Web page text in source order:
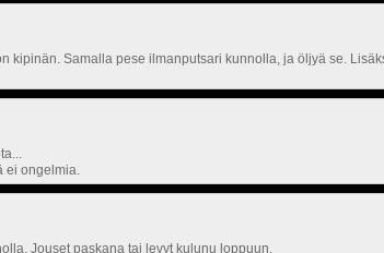
Samalla pese ilmanputsari kunnolla, ja öljyä se.
ei ongelmia.
Jouset paskana tai levyt kulunu loppuun.